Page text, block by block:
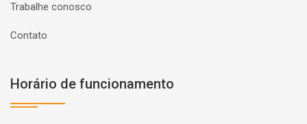
Trabalhe conosco
Contato
Horário de funcionamento